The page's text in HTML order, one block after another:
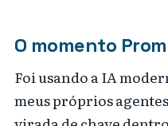
O momento
Foi usando a IA
meus próprios